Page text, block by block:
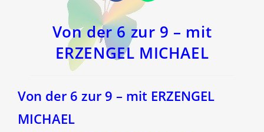
einem
neuen
Fenster Fenster
Von der 6 zur 9 – mit
ERZENGEL MICHAEL
Von der 6 zur 9 – mit ERZENGEL
MICHAEL